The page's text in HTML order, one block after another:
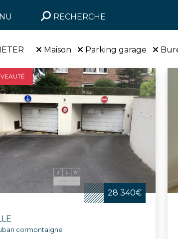
RECHERCHE
Maison Parking garage
28 340€
cormontaigne